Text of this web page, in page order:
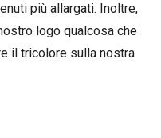
più allargati. Inoltre,
logo qualcosa che
il tricolore sulla nostra